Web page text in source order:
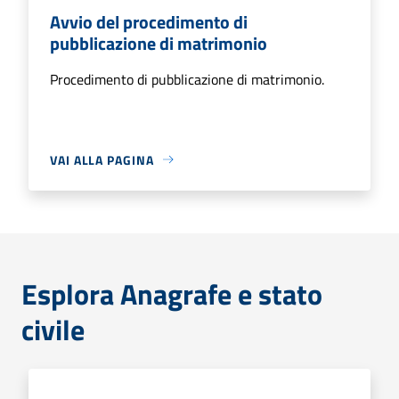
Avvio del procedimento di
pubblicazione di matrimonio
Procedimento di pubblicazione di matrimonio.
VAI ALLA PAGINA
Esplora Anagrafe e stato
civile